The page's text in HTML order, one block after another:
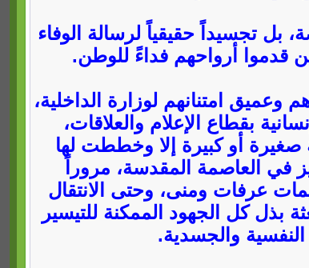
بل تجسيداً حقيقياً لرسالة الوفاء
قدموا أرواحهم فداءً للوطن.
امتنانهم لوزارة الداخلية،
بقطاع الإعلام والعلاقات،
صغيرة أو كبيرة إلا وخططت لها
في العاصمة المقدسة، مروراً
عرفات ومنى، وحتى الانتقال
بذل كل الجهود الممكنة للتيسير
والجسدية.